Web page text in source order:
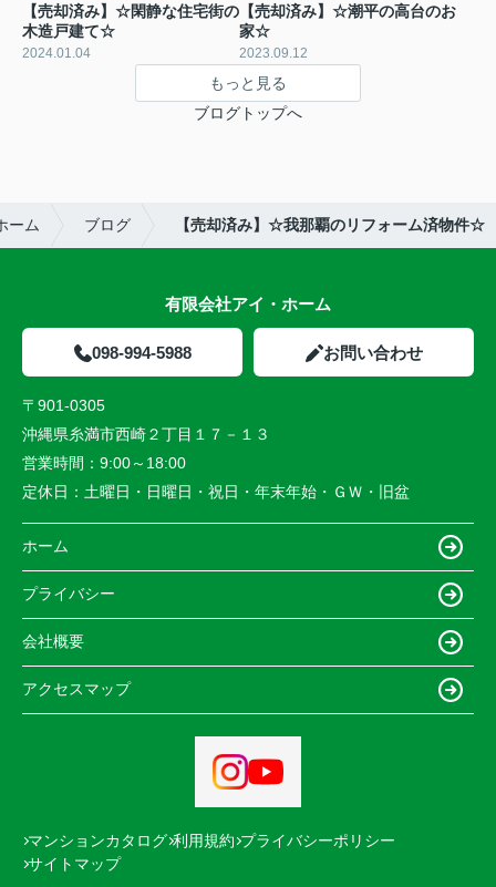
【売却済み】☆閑静な住宅街の
木造戸建て☆
2024.01.04
【売却済み】☆潮平の高台のお
家☆
2023.09.12
もっと見る
ブログトップへ
ーム ブログ 【売却済み】☆我那覇のリフォーム済物件☆
有限会社アイ・ホーム
098-994-5988 お問い合わせ
〒901-0305
沖縄県糸満市西崎２丁目１７－１３
営業時間： 9:00～18:00
定休日： 土曜日・日曜日・祝日・年末年始・ＧＷ・旧盆
ホーム
プライバシー
会社概要
アクセスマップ
マンションカタログ 利用規約 プライバシーポリシー
サイトマップ